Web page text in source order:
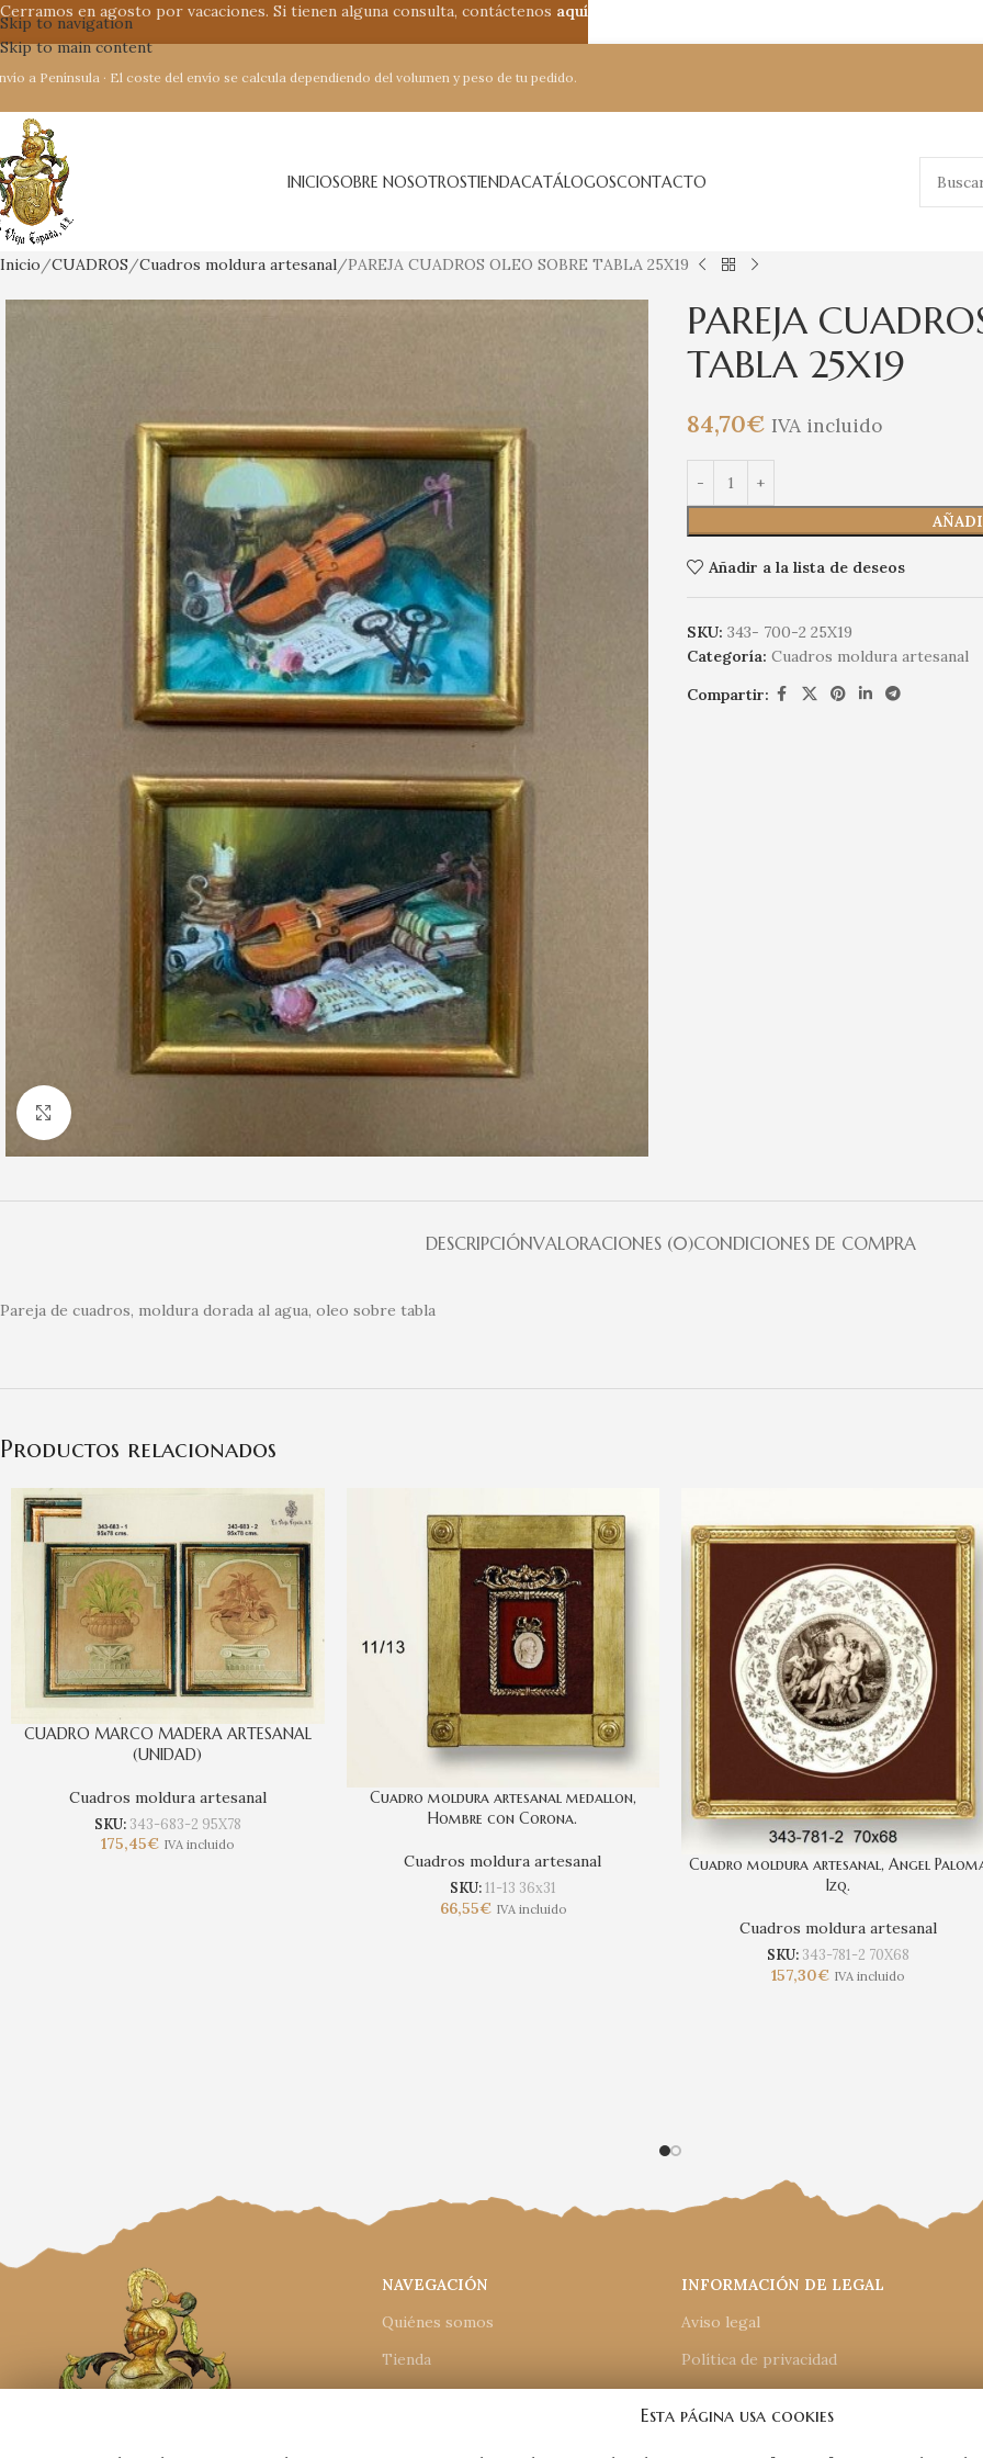
Skip to navigation
Skip to main content
a Península · El coste del envío se calcula dependiendo del volumen y peso de tu pedido.
INICIOSOBRE NOSOTROSTIENDACATÁLOGOSCONTACTO
Inicio CUADROS Cuadros moldura artesanal PAREJA CUADROS OLEO SOBRE TABLA 25X19
PAREJA
TABLA 25X19
84,70€ IVA incluido
Añadir a la lista de deseos
SKU: 343- 700-2 25X19
Categoría: Cuadros moldura artesanal
Compartir:
DESCRIPCIÓNVALORACIONES (0)CONDICIONES DE COMPRA
Pareja de cuadros, moldura dorada al agua, oleo sobre tabla
Productos relacionados
CUADRO MARCO MADERA ARTESANAL
(UNIDAD)
Cuadros moldura artesanal
SKU: 343-683-2 95X78
175,45€ IVA incluido
Cuadro moldura artesanal medallon,
Hombre con Corona.
Cuadros moldura artesanal
SKU:11-13 36x31
66,55€ IVA incluido
Cuadro moldura artesanal, Angel
Izq.
Cuadros moldura artesanal
SKU: 343-781-2 70X68
157,30€ IVA incluido
NAVEGACIÓN
Quiénes somos
Tienda
INFORMACIÓN DE LEGAL
Aviso legal
Política de privacidad
Cerramos en agosto por vacaciones. Si tienen alguna consulta, contáctenos aquí
Esta página usa cookies